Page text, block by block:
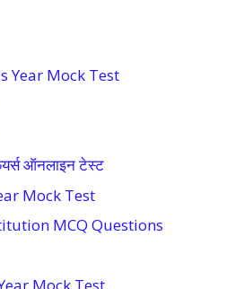
Year Mock Test
ऑनलाइन टेस्ट
Mock Test
MCQ Questions